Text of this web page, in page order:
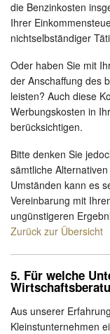
die Benzinkosten
Ihrer
nichtselbständiger
Oder haben Sie mit
der Anschaffung des
leisten? Auch diese
Werbungskosten in
berücksichtigen.
Bitte denken Sie
sämtliche
Umständen kann es
Vereinbarung mit
ungünstigeren
Zurück zur Übersicht
5. Für welche
Aus unserer
Kleinstunternehmen